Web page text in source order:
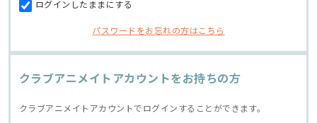
ログインしたままにする
パスワードをお忘れの方はこちら
クラブアニメイトアカウントをお持ちの方
クラブアニメイトアカウントでログインすることができます。